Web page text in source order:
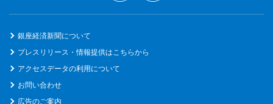
銀座経済新聞について
プレスリリース・情報提供はこちらから
アクセスデータの利用について
お問い合わせ
広告のご案内